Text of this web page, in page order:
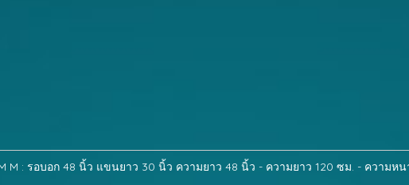
M : รอบอก 48 นิ้ว แขนยาว 30 นิ้ว ความยาว 48 นิ้ว - ความยาว 120 ซม. - ความห